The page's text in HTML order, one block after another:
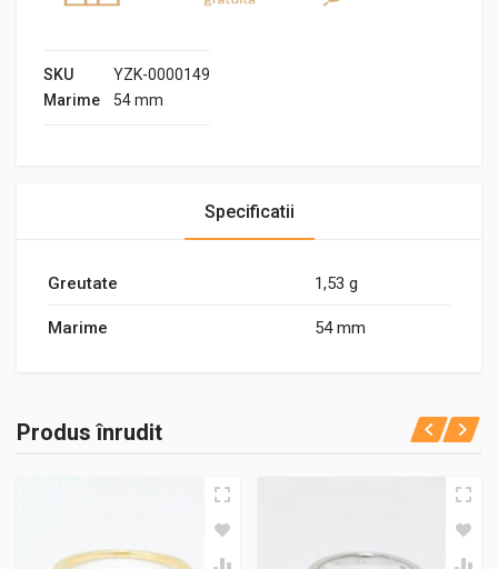
SKU
YZK-0000149
Marime
54 mm
Specificatii
Greutate 1,53 g
Marime 54 mm
Produs înrudit